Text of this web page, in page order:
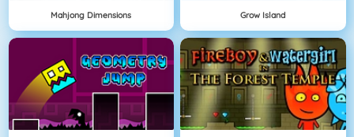
Mahjong Dimensions Grow Island